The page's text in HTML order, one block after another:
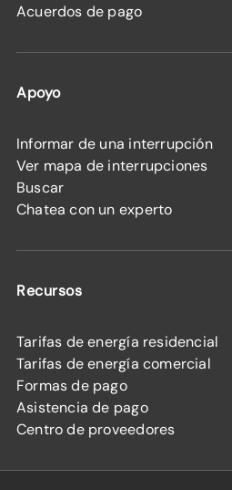
Acuerdos de pago
Apoyo
Informar de una interrupción
Ver mapa de interrupciones
Buscar
Chatea con un experto
Recursos
Tarifas de energía residencial
Tarifas de energía comercial
Formas de pago
Asistencia de pago
Centro de proveedores